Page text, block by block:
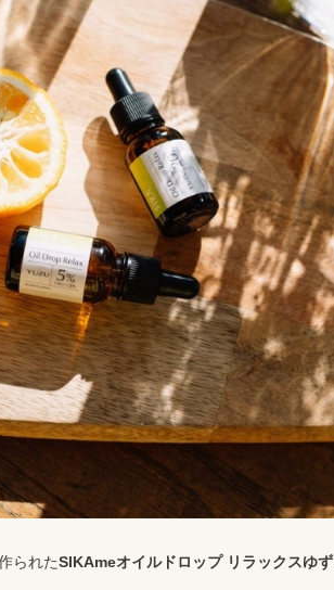
られたSIKAmeオイルドロップ リラックスゆず